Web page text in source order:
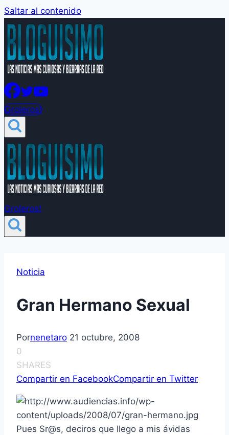
Saltar al contenido
Groleros!
Groleros!
Noticia
Gran Hermano Sexual
Pornenetaro 21 octubre, 2008
0
SHARES
Compartir en FacebookCompartir en Twitter
Pues Sr@s, deciros que llego a mis ávidas